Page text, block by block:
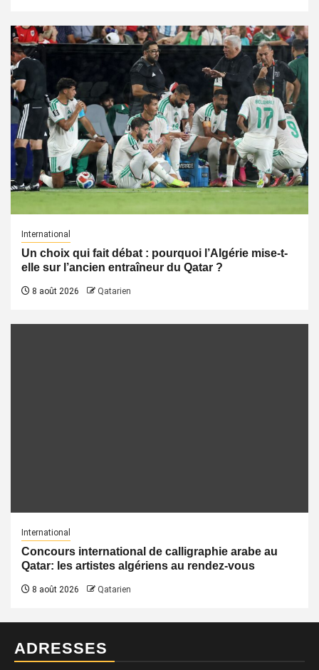
International
Un choix qui fait débat : pourquoi l’Algérie mise-t-
elle sur l’ancien entraîneur du Qatar ?
8 août 2026 Qatarien
International
Concours international de calligraphie arabe au
Qatar: les artistes algériens au rendez-vous
8 août 2026 Qatarien
ADRESSES